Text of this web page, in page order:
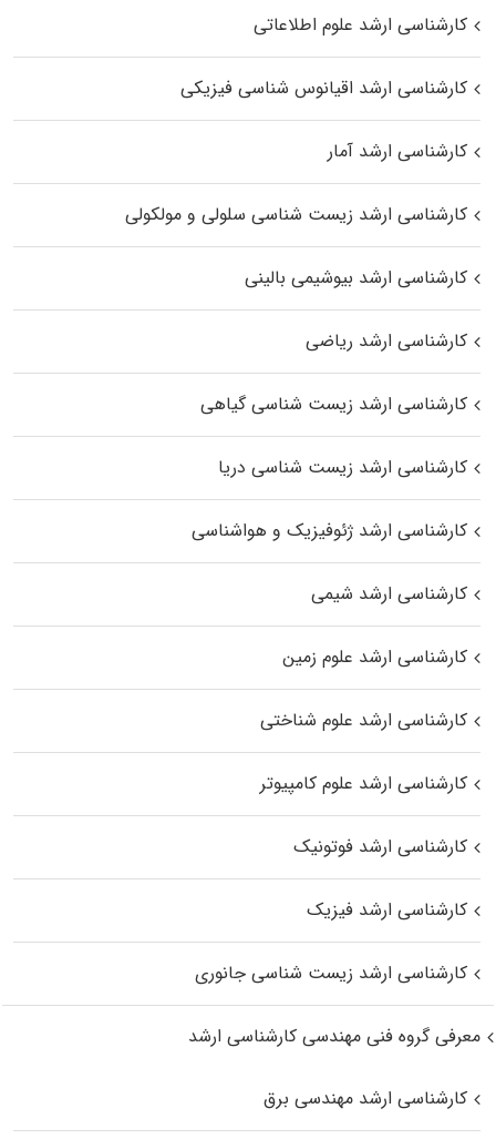
کارشناسی ارشد علوم اطلاعاتی
کارشناسی ارشد اقیانوس‌ شناسی فیزیکی
کارشناسی ارشد آمار
کارشناسی ارشد زیست شناسی سلولی و مولکولی
کارشناسی ارشد بیوشیمی بالینی
کارشناسی ارشد ریاضی
کارشناسی ارشد زیست‌ شناسی گیاهی
کارشناسی ارشد زیست‌ شناسی دریا
کارشناسی ارشد ژئوفیزیک و هواشناسی
کارشناسی ارشد شیمی
کارشناسی ارشد علوم زمین
کارشناسی ارشد علوم شناختی
کارشناسی ارشد علوم کامپیوتر
کارشناسی ارشد فوتونیک
کارشناسی ارشد فیزیک
کارشناسی ارشد زیست‌ شناسی جانوری
معرفی گروه فنی مهندسی کارشناسی ارشد
کارشناسی ارشد مهندسی برق